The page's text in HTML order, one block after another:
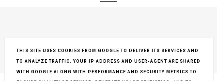
COPYRIGHT ©SO COLORS, BLOGGER
BLOG DESIGN:
THIS SITE USES COOKIES FROM GOOGLE TO DELIVER ITS SERVICES AND
TO ANALYZE TRAFFIC. YOUR IP ADDRESS AND USER-AGENT ARE SHARED
WITH GOOGLE ALONG WITH PERFORMANCE AND SECURITY METRICS TO